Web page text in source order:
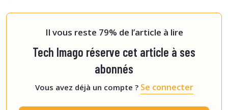
Il vous reste 79% de l’article à lire
Tech Imago réserve cet article à ses
abonnés
Vous avez déjà un compte ? Se connecter